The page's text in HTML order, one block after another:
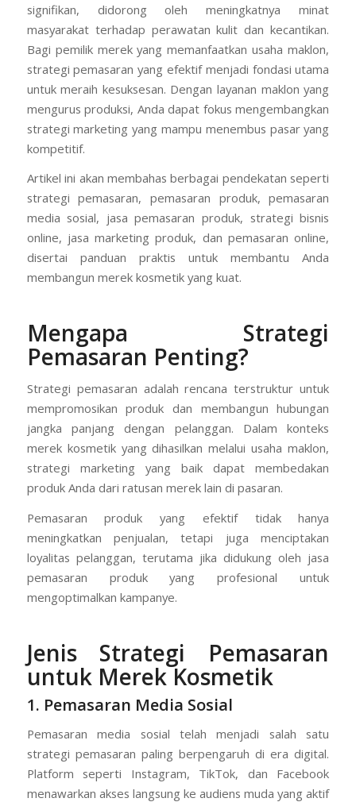
signifikan, didorong oleh meningkatnya minat
masyarakat terhadap perawatan kulit dan kecantikan.
Bagi pemilik merek yang memanfaatkan usaha maklon,
strategi pemasaran yang efektif menjadi fondasi utama
untuk meraih kesuksesan. Dengan layanan maklon yang
mengurus produksi, Anda dapat fokus mengembangkan
strategi marketing yang mampu menembus pasar yang
kompetitif.
Artikel ini akan membahas berbagai pendekatan seperti
strategi pemasaran, pemasaran produk, pemasaran
media sosial, jasa pemasaran produk, strategi bisnis
online, jasa marketing produk, dan pemasaran online,
disertai panduan praktis untuk membantu Anda
membangun merek kosmetik yang kuat.
Mengapa Strategi
Pemasaran Penting?
Strategi pemasaran adalah rencana terstruktur untuk
mempromosikan produk dan membangun hubungan
jangka panjang dengan pelanggan. Dalam konteks
merek kosmetik yang dihasilkan melalui usaha maklon,
strategi marketing yang baik dapat membedakan
produk Anda dari ratusan merek lain di pasaran.
Pemasaran produk yang efektif tidak hanya
meningkatkan penjualan, tetapi juga menciptakan
loyalitas pelanggan, terutama jika didukung oleh jasa
pemasaran produk yang profesional untuk
mengoptimalkan kampanye.
Jenis Strategi Pemasaran
untuk Merek Kosmetik
1. Pemasaran Media Sosial
Pemasaran media sosial telah menjadi salah satu
strategi pemasaran paling berpengaruh di era digital.
Platform seperti Instagram, TikTok, dan Facebook
menawarkan akses langsung ke audiens muda yang aktif